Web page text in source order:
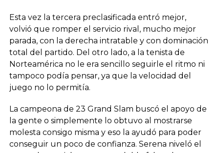
Esta vez la tercera preclasificada entró mejor,
volvió que romper el servicio rival, mucho mejor
parada, con la derecha intratable y con dominación
total del partido. Del otro lado, a la tenista de
Norteamérica no le era sencillo seguirle el ritmo ni
tampoco podía pensar, ya que la velocidad del
juego no lo permitía.
La campeona de 23 Grand Slam buscó el apoyo de
la gente o simplemente lo obtuvo al mostrarse
molesta consigo misma y eso la ayudó para poder
conseguir un poco de confianza. Serena niveló el